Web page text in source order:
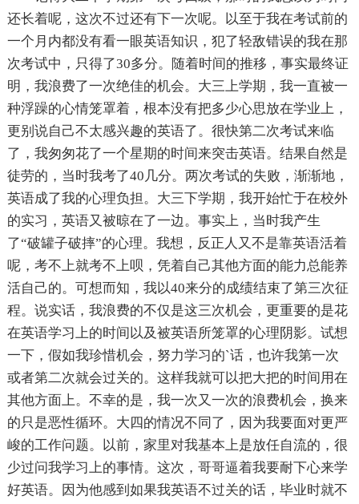
还长着呢，这次不过还有下一次呢。以至于我在考试前的
一个月内都没有看一眼英语知识，犯了轻敌错误的我在那
次考试中，只得了30多分。随着时间的推移，事实最终证
明，我浪费了一次绝佳的机会。大三上学期，我一直被一
种浮躁的心情笼罩着，根本没有把多少心思放在学业上，
更别说自己不太感兴趣的英语了。很快第二次考试来临
了，我匆匆花了一个星期的时间来突击英语。结果自然是
徒劳的，当时我考了40几分。两次考试的失败，渐渐地，
英语成了我的心理负担。大三下学期，我开始忙于在校外
的实习，英语又被晾在了一边。事实上，当时我产生
了“破罐子破摔”的心理。我想，反正人又不是靠英语活着
呢，考不上就考不上呗，凭着自己其他方面的能力总能养
活自己的。可想而知，我以40来分的成绩结束了第三次征
程。说实话，我浪费的不仅是这三次机会，更重要的是花
在英语学习上的时间以及被英语所笼罩的心理阴影。试想
一下，假如我珍惜机会，努力学习的`话，也许我第一次
或者第二次就会过关的。这样我就可以把大把的时间用在
其他方面上。不幸的是，我一次又一次的浪费机会，换来
的只是恶性循环。大四的情况不同了，因为我要面对更严
峻的工作问题。以前，家里对我基本上是放任自流的，很
少过问我学习上的事情。这次，哥哥逼着我要耐下心来学
好英语。因为他感到如果我英语不过关的话，毕业时就不